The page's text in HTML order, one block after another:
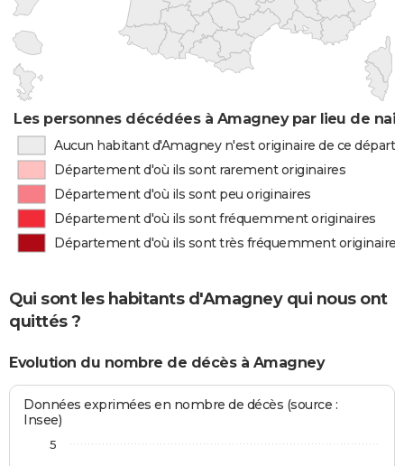
Les personnes décédées à Amagney par lieu de
Aucun habitant d'Amagney n'est originaire de ce
Département d'où ils sont rarement originaires
Département d'où ils sont peu originaires
Département d'où ils sont fréquemment originaires
Département d'où ils sont très fréquemment originaires
Qui sont les habitants d'Amagney qui nous ont
quittés ?
Evolution du nombre de décès à Amagney
Données exprimées en nombre de décès (source :
Insee)
5